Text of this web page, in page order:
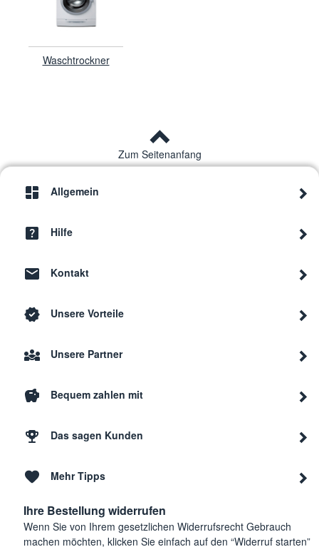
Waschtrockner
Zum Seitenanfang
Allgemein
Hilfe
Kontakt
Unsere Vorteile
Unsere Partner
Bequem zahlen mit
Das sagen Kunden
Mehr Tipps
Ihre Bestellung widerrufen
Wenn Sie von Ihrem gesetzlichen Widerrufsrecht Gebrauch
machen möchten, klicken Sie einfach auf den “Widerruf starten”